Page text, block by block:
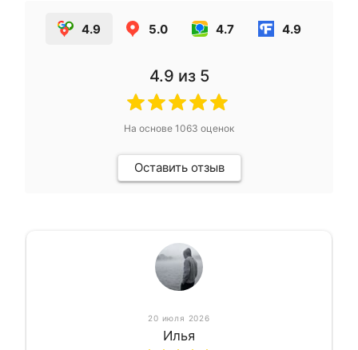
4.9 5.0 4.7 4.9
4.9 из 5
На основе 1063 оценок
Оставить отзыв
20 июля 2026
Илья